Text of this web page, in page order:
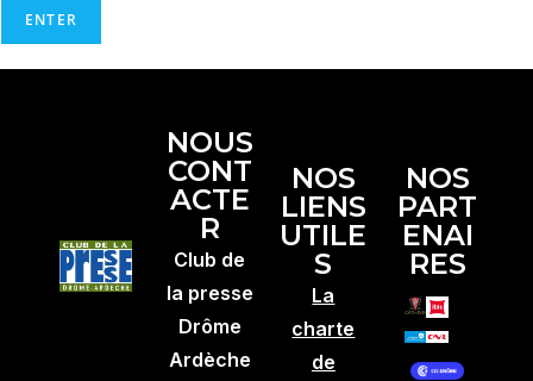
NOUS
CONT
ACTE
R
Club de
la presse
Drôme
Ardèche
NOS
LIENS
UTILE
S
La
charte
de
NOS
PART
ENAI
RES